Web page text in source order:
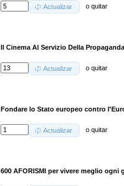
Actualizar oquitar
Il Cinema Al Servizio Della
Actualizar oquitar
Fondare lo Stato europeo contro
Actualizar oquitar
600 AFORISMI per vivere meglio ogni